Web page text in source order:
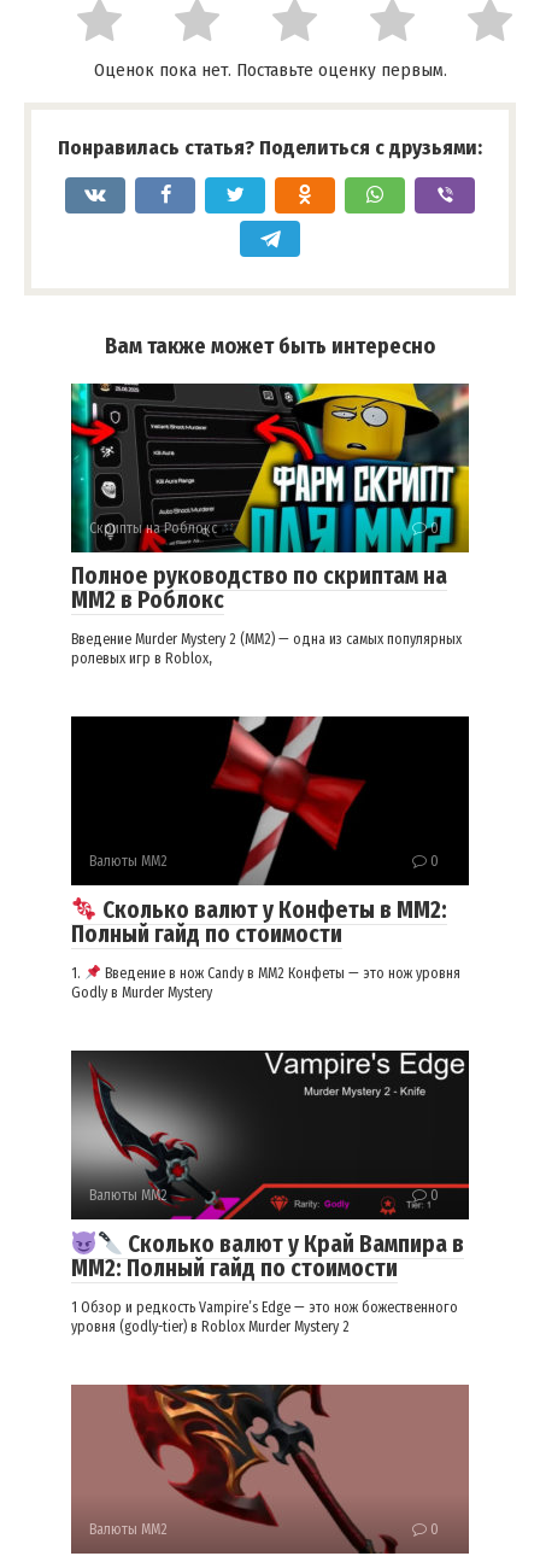
Оценок пока нет. Поставьте оценку первым.
Понравилась статья? Поделиться с друзьями:
Вам также может быть интересно
Скрипты на Роблокс 0
Полное руководство по скриптам на
ММ2 в Роблокс
Введение Murder Mystery 2 (MM2) — одна из самых популярных
ролевых игр в Roblox,
Валюты ММ2 0
Сколько валют у Конфеты в ММ2:
Полный гайд по стоимости
1.
Введение в нож Candy в MM2 Конфеты — это нож уровня
Godly в Murder Mystery
Валюты ММ2 0
Сколько валют у Край Вампира в
ММ2: Полный гайд по стоимости
1 Обзор и редкость Vampire’s Edge — это нож божественного
уровня (godly-tier) в Roblox Murder Mystery 2
Валюты ММ2 0